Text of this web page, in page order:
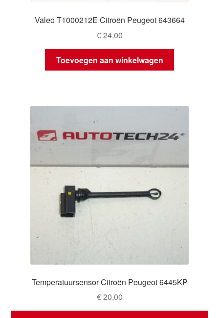
Valeo T1000212E Citroën Peugeot 643664
€24,00
Toevoegen aan winkelwagen
Temperatuursensor Citroën Peugeot 6445KP
€20,00